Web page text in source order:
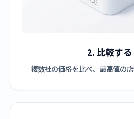
2. 比較する
複数社の価格を比べ、最高値の店